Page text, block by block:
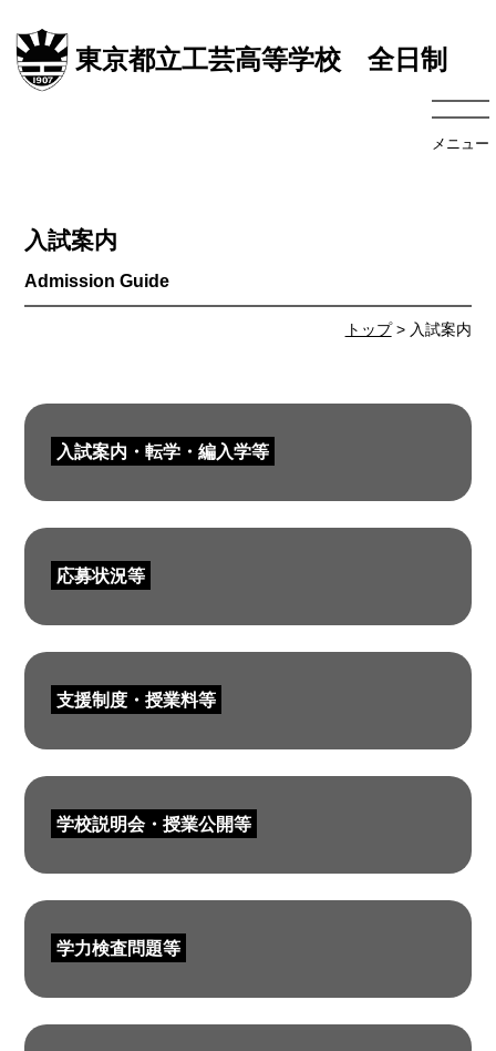
東京都立工芸高等学校 全日制
メニュー
トップ> 入試案内
入試案内
入試案内・転学・編入学等
応募状況等
支援制度・授業料等
学校説明会・授業公開等
学力検査問題等